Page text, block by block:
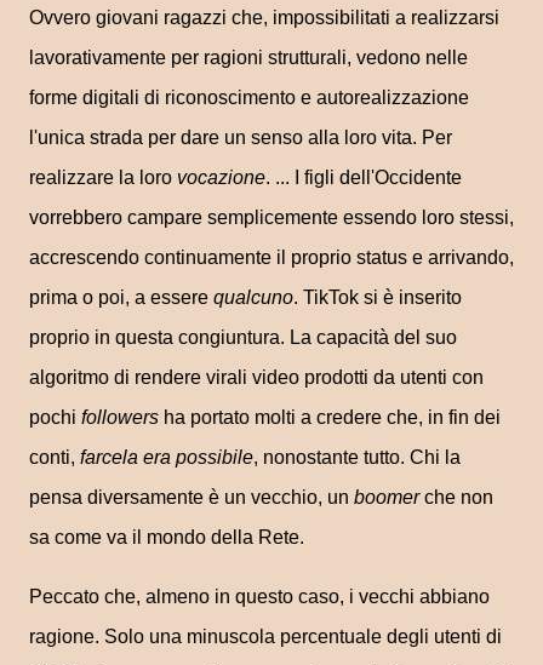
Ovvero giovani ragazzi che, impossibilitati a realizzarsi
lavorativamente per ragioni strutturali, vedono nelle
forme digitali di riconoscimento e autorealizzazione
l'unica strada per dare un senso alla loro vita. Per
realizzare la loro vocazione. ... I figli dell'Occidente
vorrebbero campare semplicemente essendo loro stessi,
accrescendo continuamente il proprio status e arrivando,
prima o poi, a essere qualcuno. TikTok si è inserito
proprio in questa congiuntura. La capacità del suo
algoritmo di rendere virali video prodotti da utenti con
pochi followers ha portato molti a credere che, in fin dei
conti, farcela era possibile, nonostante tutto. Chi la
pensa diversamente è un vecchio, un boomerche non
sa come va il mondo della Rete.
Peccato che, almeno in questo caso, i vecchi abbiano
ragione. Solo una minuscola percentuale degli utenti di